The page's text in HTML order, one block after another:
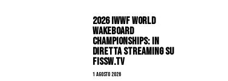
2026 IWWF WORLD
WAKEBOARD
CHAMPIONSHIPS: IN
DIRETTA STREAMING SU
FISSW.TV
1 Agosto 2026